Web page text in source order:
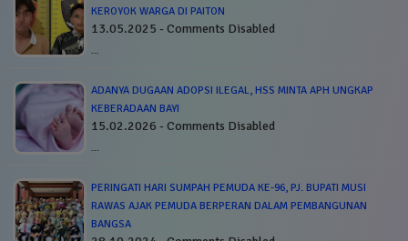
KEROYOK WARGA DI PAITON
13.05.2025 - Comments Disabled
…
ADANYA DUGAAN ADOPSI ILEGAL, HSS MINTA APH UNGKAP
KEBERADAAN BAYI
15.02.2026 - Comments Disabled
…
PERINGATI HARI SUMPAH PEMUDA KE-96, PJ. BUPATI MUSI
RAWAS AJAK PEMUDA BERPERAN DALAM PEMBANGUNAN
BANGSA